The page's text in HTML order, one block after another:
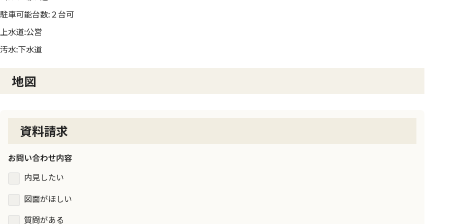
駐車可能台数:２台可
上水道:公営
汚水:下水道
地図
資料請求
お問い合わせ内容
内見したい
図面がほしい
質問がある